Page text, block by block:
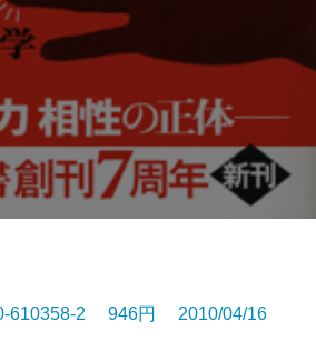
610358-2 946円 2010/04/16